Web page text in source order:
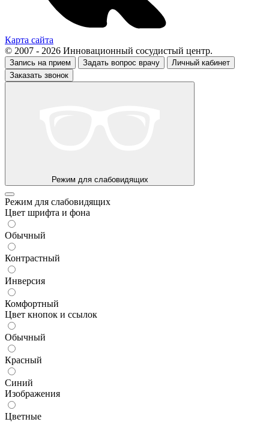
Карта сайта
© 2007 - 2026 Инновационный сосудистый центр.
Запись на прием Задать вопрос врачу
Личный кабинет
Заказать звонок
Режим для слабовидящих
Режим для слабовидящих
Цвет шрифта и фона
Обычный
Контрастный
Инверсия
Комфортный
Цвет кнопок и ссылок
Обычный
Красный
Синий
Изображения
Цветные